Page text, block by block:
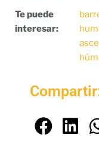
Te puede
interesar: